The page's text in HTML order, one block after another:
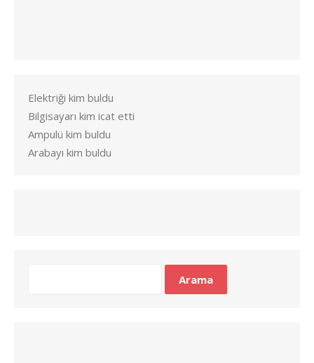
Elektriği kim buldu
Bilgisayarı kim icat etti
Ampulü kim buldu
Arabayı kim buldu